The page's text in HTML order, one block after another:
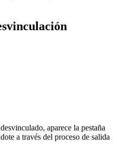
aparece la pestaña
a través del proceso de salida